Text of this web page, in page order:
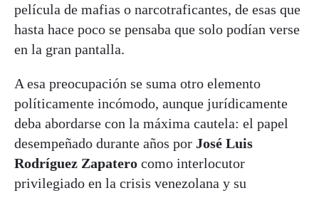
película de mafias o narcotraficantes, de esas que
hasta hace poco se pensaba que solo podían verse
en la gran pantalla.
A esa preocupación se suma otro elemento
políticamente incómodo, aunque jurídicamente
deba abordarse con la máxima cautela: el papel
desempeñado durante años por José Luis
Rodríguez Zapatero como interlocutor
privilegiado en la crisis venezolana y su